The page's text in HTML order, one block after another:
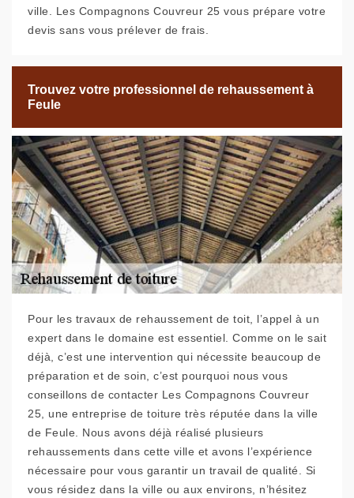
ville. Les Compagnons Couvreur 25 vous prépare votre
devis sans vous prélever de frais.
Trouvez votre professionnel de rehaussement à
Feule
Pour les travaux de rehaussement de toit, l’appel à un
expert dans le domaine est essentiel. Comme on le sait
déjà, c’est une intervention qui nécessite beaucoup de
préparation et de soin, c’est pourquoi nous vous
conseillons de contacter Les Compagnons Couvreur
25, une entreprise de toiture très réputée dans la ville
de Feule. Nous avons déjà réalisé plusieurs
rehaussements dans cette ville et avons l’expérience
nécessaire pour vous garantir un travail de qualité. Si
vous résidez dans la ville ou aux environs, n’hésitez